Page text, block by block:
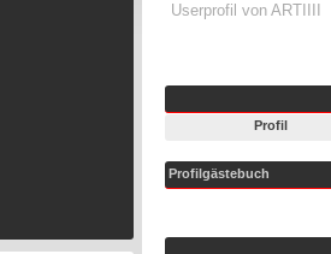
Userprofil von ARTIIII
Profil
Profilgästebuch